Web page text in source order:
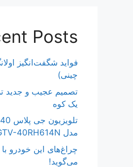
Posts
فواید شگفت‌انگیز
چینی)
تصمیم عجیب و جدید
یک کوه
مدل GTV-40RH614N
چراغ‌های این خودرو
می‌گوید!